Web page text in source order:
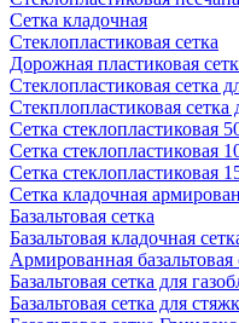
Сетка кладочная
Стеклопластиковая сетка
Дорожная пластиковая
Стеклопластиковая сетка
Стекплопластиковая сетка
Сетка стеклопластиковая
Сетка стеклопластиковая
Сетка стеклопластиковая
Сетка кладочная
Базальтовая сетка
Базальтовая кладочная
Армированная базальтовая
Базальтовая сетка для
Базальтовая сетка для